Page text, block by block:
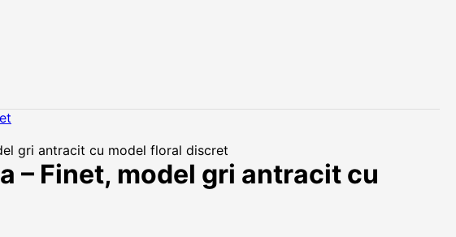
gri antracit cu model floral discret
– Finet, model gri antracit cu